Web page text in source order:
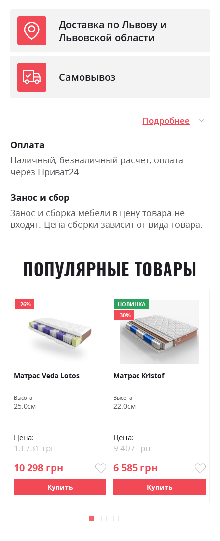
Фабрика:
Arabeska
безпружинний
место
Материал чехла
бельгійський стрейч "Floral
Доставка по Львову и
Львовской области
Самовывоз
Подробнее
Оплата
Наличный, безналичный расчет, оплата
через Приват24
Занос и сбор
Занос и сборка мебели в цену товара не
входят. Цена сборки зависит от вида товара.
ПОПУЛЯРНЫЕ ТОВАРЫ
-26%
Матраc Veda Lotos
Высота
25.0см
Цена:
10 298 грн
13 731 грн
Купить
НОВИНКА
-30%
Матраc Kristof
Высота
22.0см
Цена:
6 585 грн
9 407 грн
Купить